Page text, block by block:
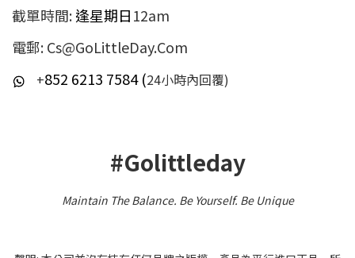
截單時間:逢星期日12am
電郵: Cs@GoLittleDay.Com
+852 6213 7584 (24小時內回覆)
#Golittleday
Maintain The Balance. Be Yourself.Be Unique